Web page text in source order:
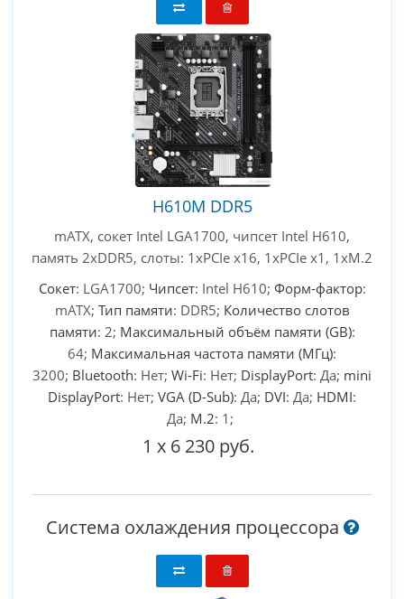
H610M DDR5
mATX, сокет Intel LGA1700, чипсет Intel H610,
память 2xDDR5, слоты: 1xPCIe x16, 1xPCIe x1, 1xM.2
Сокет: LGA1700; Чипсет: Intel H610; Форм-фактор:
mATX; Тип памяти: DDR5; Количество слотов
памяти: 2; Максимальный объём памяти (GB):
64; Максимальная частота памяти (МГц):
3200; Bluetooth: Нет; Wi-Fi: Нет; DisplayPort: Да; mini
DisplayPort: Нет; VGA (D-Sub): Да; DVI: Да; HDMI:
Да; M.2: 1;
1 x 6 230 руб.
Система охлаждения процессора